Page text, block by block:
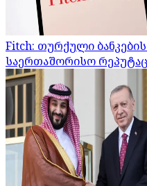
Fitch: თურქული
საერთაშორისო